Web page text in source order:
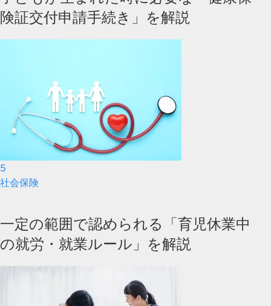
険証交付申請手続き」を解説
5
社会保険
一定の範囲で認められる「育児休業中
の就労・就業ルール」を解説